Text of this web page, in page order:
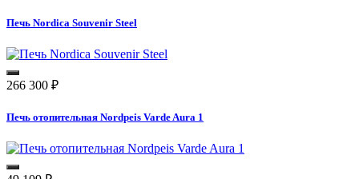
Печь Nordica Souvenir Steel
266 300 ₽
Печь отопительная Nordpeis Varde Aura 1